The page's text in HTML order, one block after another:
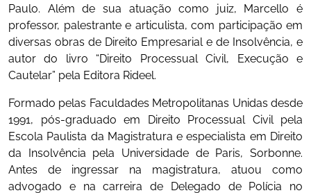
Paulo. Além de sua atuação como juiz, Marcello é
professor, palestrante e articulista, com participação em
diversas obras de Direito Empresarial e de Insolvência, e
autor do livro “Direito Processual Civil, Execução e
Cautelar” pela Editora Rideel.
Formado pelas Faculdades Metropolitanas Unidas desde
1991, pós-graduado em Direito Processual Civil pela
Escola Paulista da Magistratura e especialista em Direito
da Insolvência pela Universidade de Paris, Sorbonne.
Antes de ingressar na magistratura, atuou como
advogado e na carreira de Delegado de Polícia no